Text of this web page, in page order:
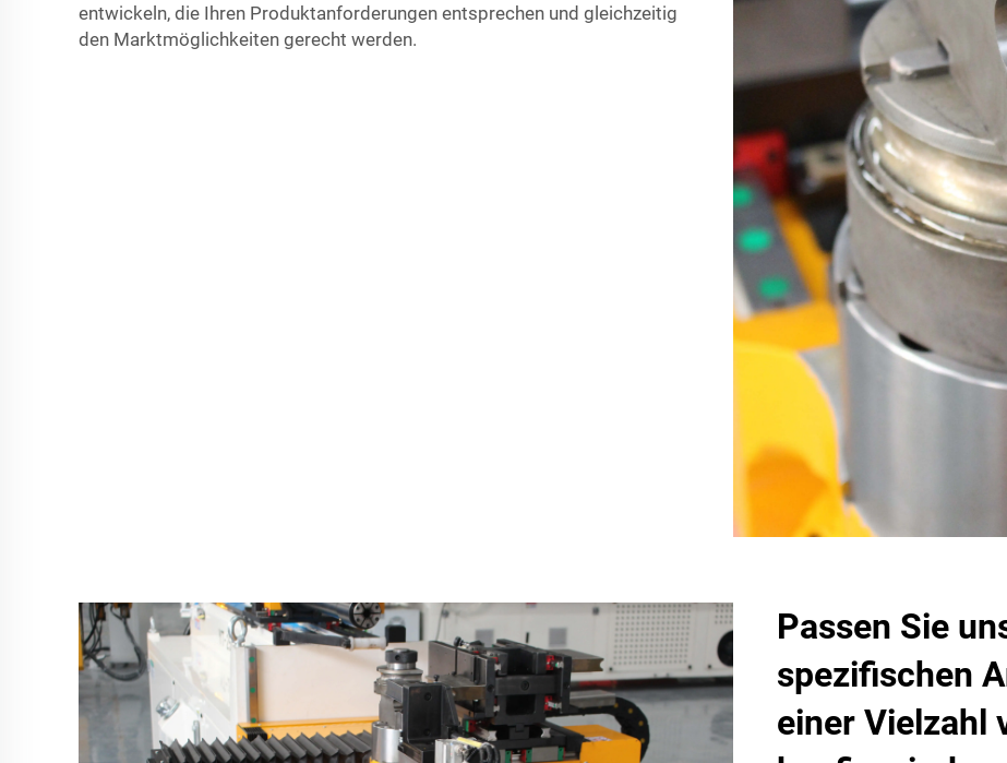
entwickeln, die Ihren Produktanforderungen entsprechen und gleichzeitig
den Marktmöglichkeiten gerecht werden.
Passen Sie
spezifischen
einer Vielzahl